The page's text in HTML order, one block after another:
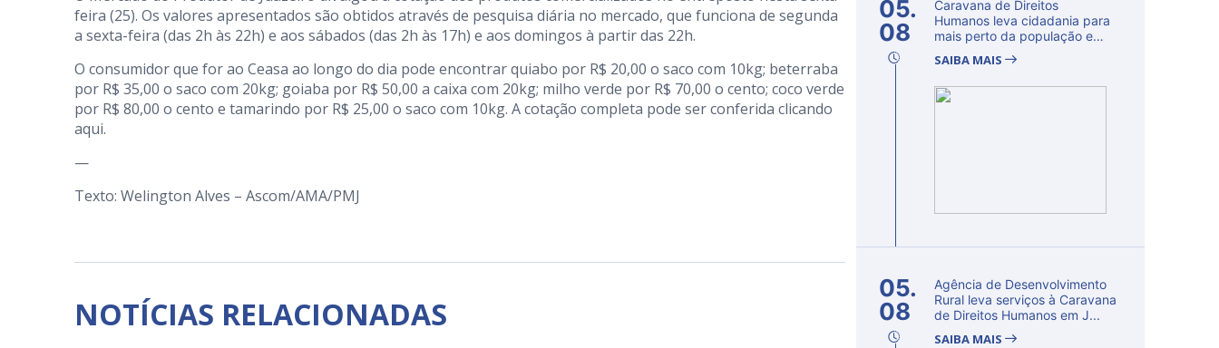
feira (25). Os valores apresentados são obtidos através de pesquisa diária no mercado, que funciona de segunda
a sexta-feira (das 2h às 22h) e aos sábados (das 2h às 17h) e aos domingos à partir das 22h.
O consumidor que for ao Ceasa ao longo do dia pode encontrar quiabo por R$ 20,00 o saco com 10kg; beterraba
por R$ 35,00 o saco com 20kg; goiaba por R$ 50,00 a caixa com 20kg; milho verde por R$ 70,00 o cento; coco verde
por R$ 80,00 o cento e tamarindo por R$ 25,00 o saco com 10kg. A cotação completa pode ser conferida clicando
aqui.
—
Texto: Welington Alves – Ascom/AMA/PMJ
NOTÍCIAS RELACIONADAS
05.
08
Caravana de Direitos
Humanos leva cidadania para
mais perto da população e
SAIBA MAIS
05.
08
Agência de Desenvolvimento
Rural leva serviços à Caravana
de Direitos Humanos em J...
SAIBA MAIS